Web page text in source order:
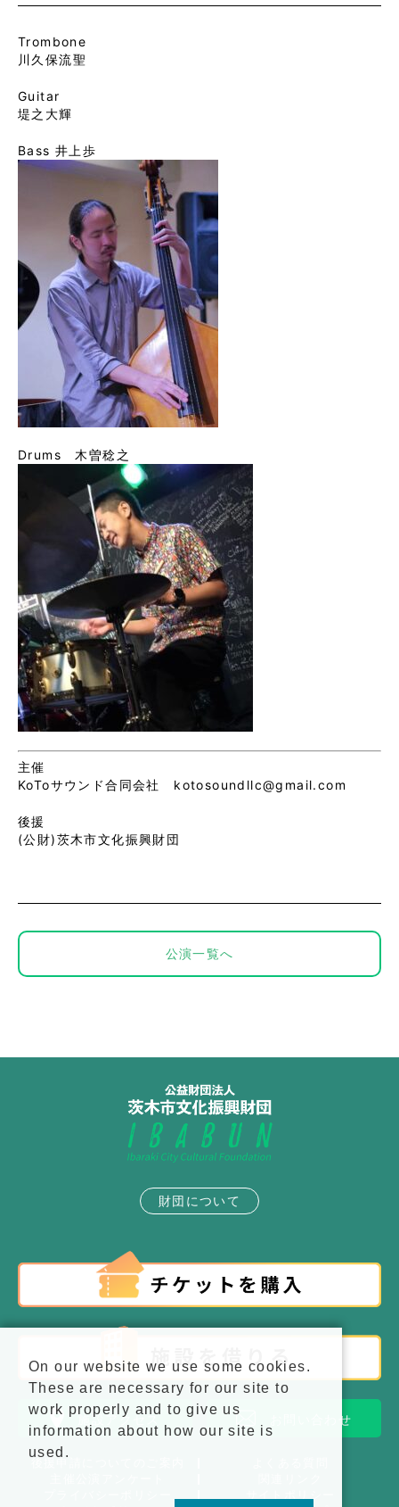
Trombone
川久保流聖
Guitar
堤之大輝
Bass 井上歩
Drums 木曽稔之
主催
KoToサウンド合同会社 kotosoundllc@gmail.com
後援
(公財)茨木市文化振興財団
公演一覧へ
財団について
施設アクセス お問い合わせ
On our website we use some cookies.
These are necessary for our site to
work properly and to give us
information about how our site is
used.